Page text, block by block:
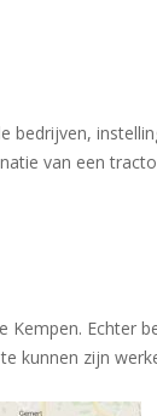
van een
Echter
kunnen zijn